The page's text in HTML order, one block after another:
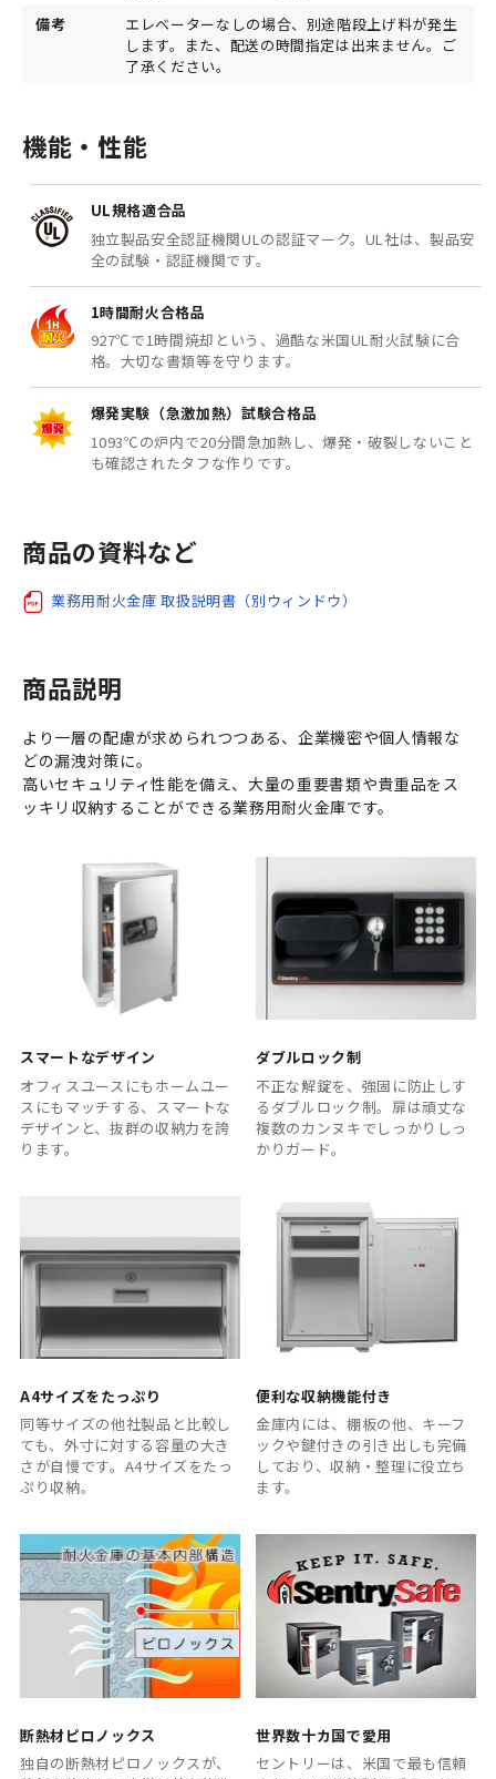
備考
エレベーターなしの場合、別途階段上げ料が発生
します。また、配送の時間指定は出来ません。ご
了承ください。
機能・性能
UL規格適合品
独立製品安全認証機関ULの認証マーク。UL社は、製品安
全の試験・認証機関です。
1時間耐火合格品
927℃で1時間焼却という、過酷な米国UL耐火試験に合
格。大切な書類等を守ります。
爆発実験（急激加熱）試験合格品
1093℃の炉内で20分間急加熱し、爆発・破裂しないこと
も確認されたタフな作りです。
商品の資料など
業務用耐火金庫 取扱説明書（別ウィンドウ）
商品説明
より一層の配慮が求められつつある、企業機密や個人情報な
どの漏洩対策に。
高いセキュリティ性能を備え、大量の重要書類や貴重品をス
ッキリ収納することができる業務用耐火金庫です。
スマートなデザイン
オフィスユースにもホームユー
スにもマッチする、スマートな
デザインと、抜群の収納力を誇
ります。
ダブルロック制
不正な解錠を、強固に防止しす
るダブルロック制。扉は頑丈な
複数のカンヌキでしっかりしっ
かりガード。
A4サイズをたっぷり
同等サイズの他社製品と比較し
ても、外寸に対する容量の大き
さが自慢です。A4サイズをたっ
ぷり収納。
便利な収納機能付き
金庫内には、棚板の他、キーフ
ックや鍵付きの引き出しも完備
しており、収納・整理に役立ち
ます。
断熱材ピロノックス
独自の断熱材ピロノックスが、
世界数十カ国で愛用
セントリーは、米国で最も信頼